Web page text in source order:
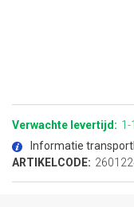
naar
begin
de
afbeeldingen-
Verwachte levertijd: 1-
Informatie
ARTIKELCODE: